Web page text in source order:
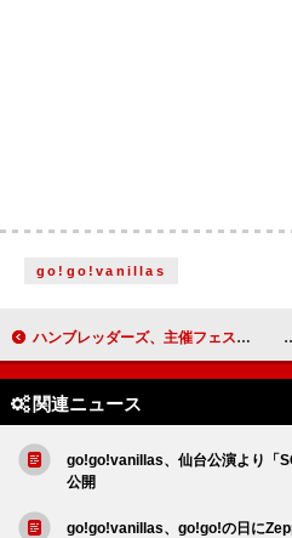
go!go!vanillas
ハンブレッダーズ、主催フェス【GALAXY PARK in EXPO】第一弾出演者発表
関連ニュース
go!go!vanillas、仙台公演より「
公開
go!go!vanillas、go!go!の日に